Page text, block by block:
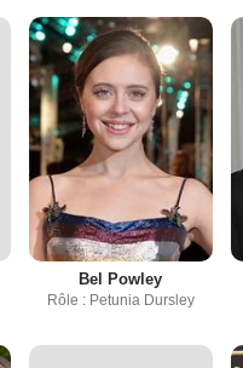
Bel Powley
Rôle : Petunia Dursley